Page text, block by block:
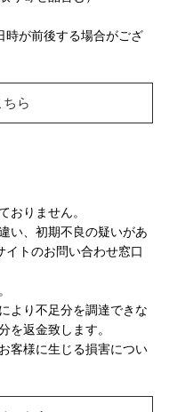
時が前後する場合がござ
ら
おりません。
い、初期不良の疑いがあ
トのお問い合わせ窓口
より不足分を調達できな
を返金致します。
客様に生じる損害につい